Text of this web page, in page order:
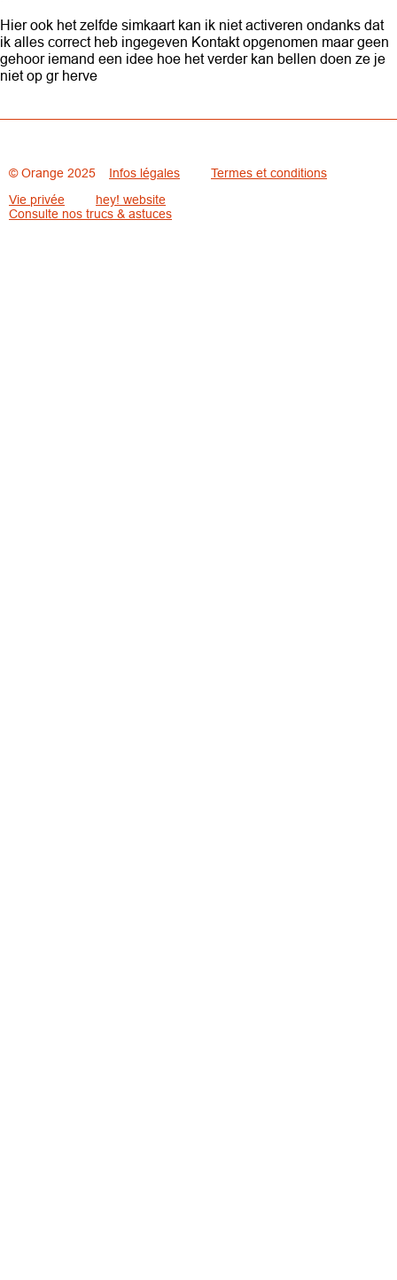
Hier ook het zelfde simkaart kan ik niet activeren ondanks dat
ik alles correct heb ingegeven Kontakt opgenomen maar geen
gehoor iemand een idee hoe het verder kan bellen doen ze je
niet op gr herve
© Orange 2025 Infos légales
Termes et conditions
Vie privée
hey! website
Consulte nos trucs & astuces